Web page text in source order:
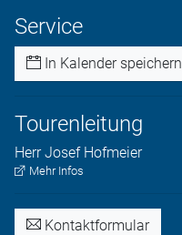
Service
In Kalender speichern
Tourenleitung
Herr Josef Hofmeier
Mehr Infos
Kontaktformular